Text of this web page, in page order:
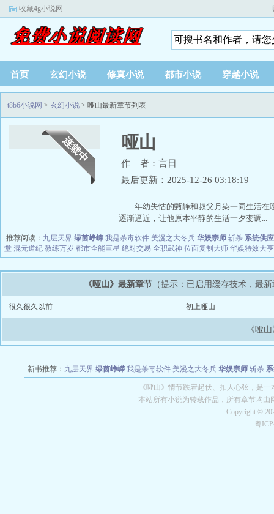
收藏4g小说网
首页 玄幻小说 修真小说 都市小说 穿越小说
t8b6小说网 > 玄幻小说 > 哑山最新章节列表
哑山
作 者：言日
最后更新：2025-12-26 03:18:19
年幼失怙的甄静和叔父月染一同生活
逐渐逼近，让他原本平静的生活一夕变调...
推荐阅读： 九层天界 绿茵峥嵘 我是杀毒软件 美漫之大冬兵 华娱宗师 斩杀 系统供
堂 混元道纪 教练万岁 都市全能巨星 绝对交易 全职武神 位面复制大师 华娱特效大亨
《哑山》最新章节 （提示：已启用缓存技术，最
很久很久以前 初上哑山
《哑
新书推荐： 九层天界 绿茵峥嵘 我是杀毒软件 美漫之大冬兵 华娱宗师 斩杀
都市全能巨星 绝对交易 全职武神 位面复
《哑山》情节跌宕起伏、扣人心弦，是
本站所有小说为转载作品，所有章节均
Copyright ©
粤